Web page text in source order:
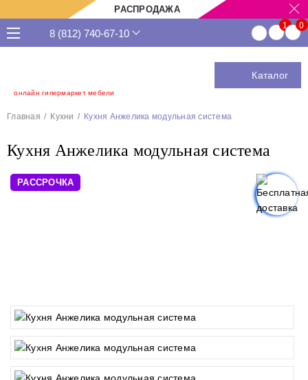
РАСПРОДАЖА
онлайн гипермаркет мебели
8 (812) 740-67-10
Каталог
Главная Кухни Кухня Анжелика модульная система
Кухня Анжелика модульная система
РАССРОЧКА